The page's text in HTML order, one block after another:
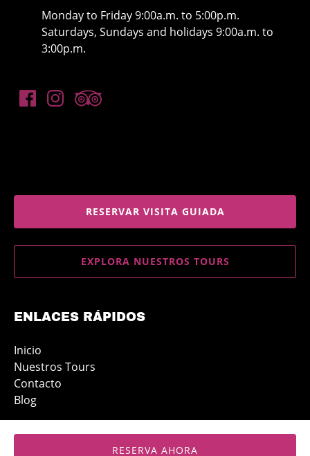
RESERVA AHORA
Monday to Friday 9:00a.m. to 5:00p.m.
Saturdays, Sundays and holidays 9:00a.m. to
3:00p.m.
RESERVAR VISITA GUIADA
EXPLORA NUESTROS TOURS
ENLACES RÁPIDOS
Inicio
Nuestros Tours
Contacto
Blog